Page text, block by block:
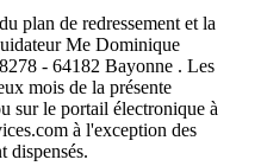
plan de redressement et la
Me Dominique
- 64182 Bayonne . Les
mois de la présente
sur le portail électronique à
à l'exception des
dispensés.